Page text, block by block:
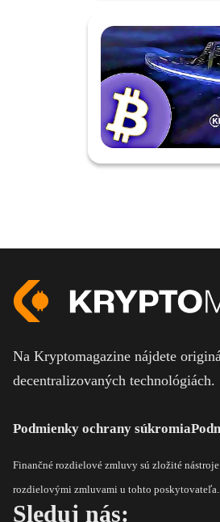
Na Kryptomagazine nájdete
decentralizovaných technológiách.
Podmienky ochrany súkromia
Finančné rozdielové zmluvy sú zložité
rozdielovými zmluvami u tohto
Sleduj nás: